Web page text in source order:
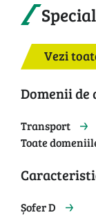
Vezi
Domenii
Transport
Toate
Șofer D